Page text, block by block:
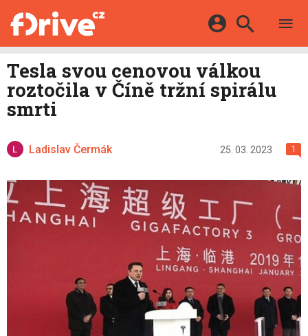
KATALOG
MAPA STANIC
DALŠÍ
HYBRIDY
E-MOTORSPORT
OSTATNÍ
Facebook Google
Tesla svou cenovou válkou
roztočila v Číně tržní spirálu
smrti
Ladislav Čermák 25. 03. 2023 1